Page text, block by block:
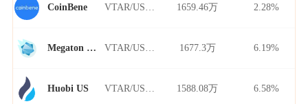
CoinBene 1659.46万 2.28%
Megaton Finance 1677.3万 6.19%
Huobi US 1588.08万 6.58%